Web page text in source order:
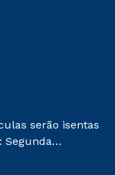
serão isentas
Segunda